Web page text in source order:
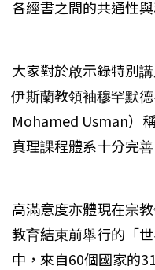
各經書之間的共通性
大家對於啟示錄特別
伊斯蘭教領袖穆罕默
Mohamed Usman）
真理課程體系十分完善
高滿意度亦體現在宗
教育結束前舉行的「
中，來自60個國家的